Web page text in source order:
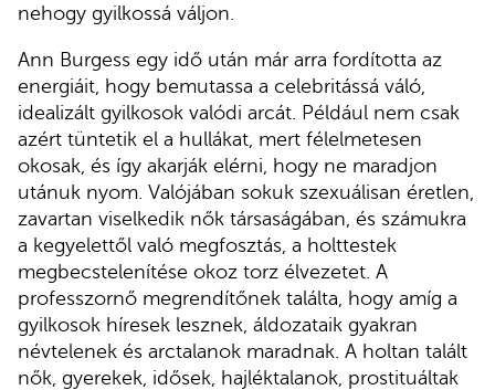
nehogy gyilkossá váljon.
Ann Burgess egy idő után már arra fordította az
energiáit, hogy bemutassa a celebritássá váló,
idealizált gyilkosok valódi arcát. Például nem csak
azért tüntetik el a hullákat, mert félelmetesen
okosak, és így akarják elérni, hogy ne maradjon
utánuk nyom. Valójában sokuk szexuálisan éretlen,
zavartan viselkedik nők társaságában, és számukra
a kegyelettől való megfosztás, a holttestek
megbecstelenítése okoz torz élvezetet. A
professzornő megrendítőnek találta, hogy amíg a
gyilkosok híresek lesznek, áldozataik gyakran
névtelenek és arctalanok maradnak. A holtan talált
nők, gyerekek, idősek, hajléktalanok, prostituáltak